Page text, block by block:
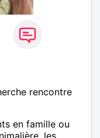
rencontre
en famille ou
les